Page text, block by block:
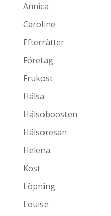
Annica
Caroline
Efterrätter
Företag
Frukost
Hälsa
Hälsoboosten
Hälsoresan
Helena
Kost
Löpning
Louise